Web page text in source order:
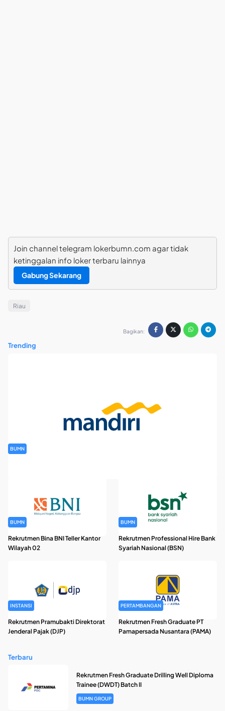
Join channel telegram lokerbumn.com agar tidak
ketinggalan info loker terbaru lainnya
Gabung Sekarang
Riau
Bagikan:
Trending
BUMN
BUMN
Rekrutmen Bina BNI Teller Kantor
Wilayah 02
BUMN
Rekrutmen Professional Hire Bank
Syariah Nasional (BSN)
INSTANSI
Rekrutmen Pramubakti Direktorat
Jenderal Pajak (DJP)
PERTAMBANGAN
Rekrutmen Fresh Graduate PT
Pamapersada Nusantara (PAMA)
Terbaru
Rekrutmen Fresh Graduate Drilling Well Diploma
Trainee (DWDT) Batch II
BUMN GROUP